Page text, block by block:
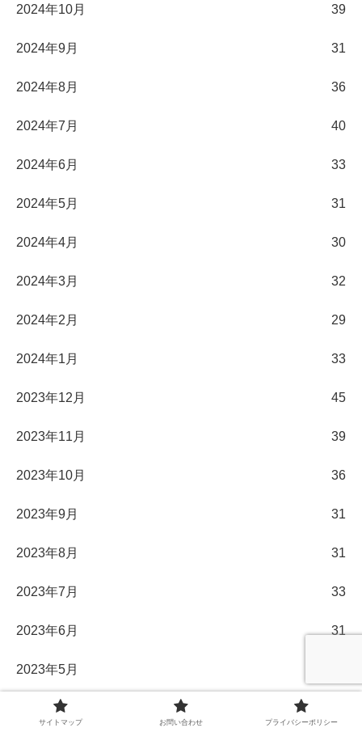
2024年10月 39
2024年9月 31
2024年8月 36
2024年7月 40
2024年6月 33
2024年5月 31
2024年4月 30
2024年3月 32
2024年2月 29
2024年1月 33
2023年12月 45
2023年11月 39
2023年10月 36
2023年9月 31
2023年8月 31
2023年7月 33
2023年6月 31
2023年5月
2023年4月
サイトマップ お問い合わせ プライバシーポリシー